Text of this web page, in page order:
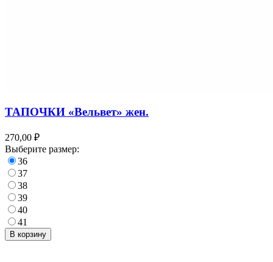
ТАПОЧКИ «Вельвет» жен.
270,00 ₽
Выберите размер:
36
37
38
39
40
41
В корзину